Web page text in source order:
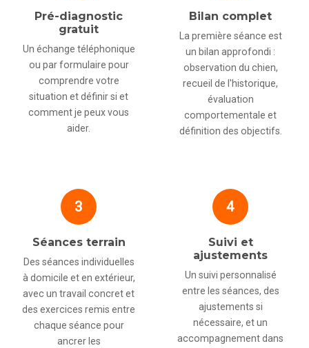
Pré-diagnostic
gratuit
Un échange téléphonique
ou par formulaire pour
comprendre votre
situation et définir si et
comment je peux vous
aider.
Bilan complet
La première séance est
un bilan approfondi :
observation du chien,
recueil de l'historique,
évaluation
comportementale et
définition des objectifs.
3
Séances terrain
Des séances individuelles
à domicile et en extérieur,
avec un travail concret et
des exercices remis entre
chaque séance pour
ancrer les
4
Suivi et
ajustements
Un suivi personnalisé
entre les séances, des
ajustements si
nécessaire, et un
accompagnement dans